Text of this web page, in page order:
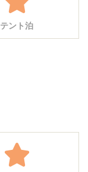
テント泊